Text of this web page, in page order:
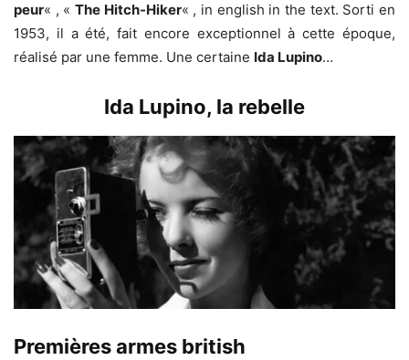
peur« , « The Hitch-Hiker« , in english in the text. Sorti en
1953, il a été, fait encore exceptionnel à cette époque,
réalisé par une femme. Une certaine Ida Lupino…
Ida Lupino, la rebelle
Premières armes british